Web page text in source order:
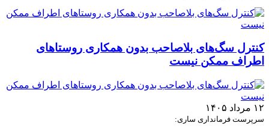
کنترل سگ‌های بلاصاحب بدون همکاری روستاهای
اطراف ممکن نیست
۱۲ مرداد ۱۴۰۵
سرپرست فرمانداری ساری: